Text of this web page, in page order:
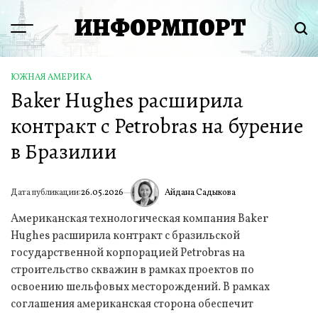
Перейти
содержимому
Menu ИНФОРМПОРТ
ОПУБЛИКОВАНО
В
ЮЖНАЯ АМЕРИКА
Baker Hughes расширила
контракт с Petrobras на бурение
в Бразилии
Дата публикации:26.05.2026 ИА Айдана Садыкова
Американская технологическая компания Baker
Hughes расширила контракт с бразильской
государственной корпорацией Petrobras на
строительство скважин в рамках проектов по
освоению шельфовых месторождений. В рамках
соглашения американская сторона обеспечит